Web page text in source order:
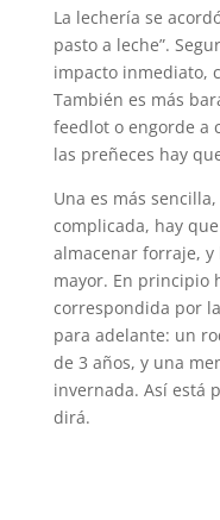
La lechería se
pasto a leche”.
impacto inmediato,
También es más
feedlot o engorde a
las preñeces hay
Una es más
complicada, hay
almacenar forraje,
mayor. En principio
correspondida por
para adelante: un
de 3 años, y una
invernada. Así está
dirá.